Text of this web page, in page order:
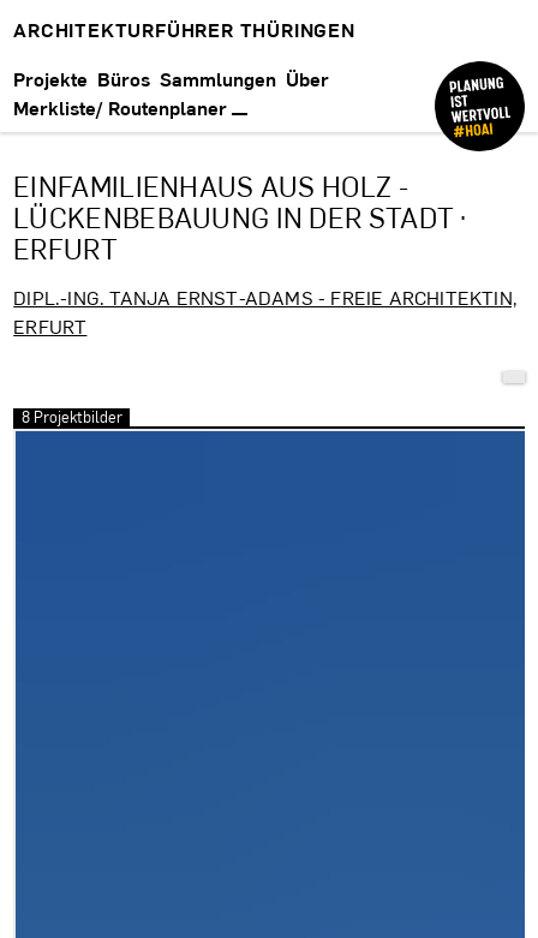
ARCHITEKTURFÜHRER THÜRINGEN
Projekte Büros Sammlungen Über
Merkliste/ Routenplaner
EINFAMILIENHAUS AUS HOLZ -
LÜCKENBEBAUUNG IN DER STADT ·
ERFURT
DIPL.-ING. TANJA ERNST-ADAMS - FREIE ARCHITEKTIN,
ERFURT
8 Projektbilder
Bilder überspringen